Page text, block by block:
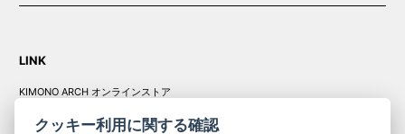
LINK
KIMONO ARCH オンラインストア
クッキー利用に関する確認